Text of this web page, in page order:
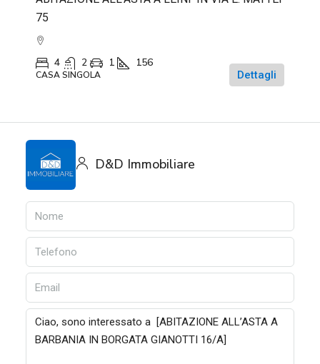
75
4 2 1 156
CASA SINGOLA Dettagli
D&D Immobiliare